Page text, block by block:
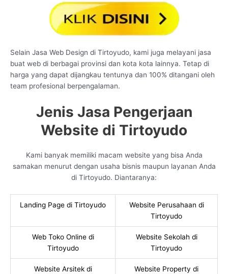
Selain Jasa Web Design di Tirtoyudo, kami juga melayani jasa
buat web di berbagai provinsi dan kota kota lainnya. Tetap di
harga yang dapat dijangkau tentunya dan 100% ditangani oleh
team profesional berpengalaman.
Jenis Jasa Pengerjaan
Website di Tirtoyudo
Kami banyak memiliki macam website yang bisa Anda
samakan menurut dengan usaha bisnis maupun layanan Anda
di Tirtoyudo. Diantaranya:
Landing Page di Tirtoyudo
Website Perusahaan di
Tirtoyudo
Web Toko Online di
Tirtoyudo
Website Sekolah di
Tirtoyudo
Website Arsitek di
Website Property di